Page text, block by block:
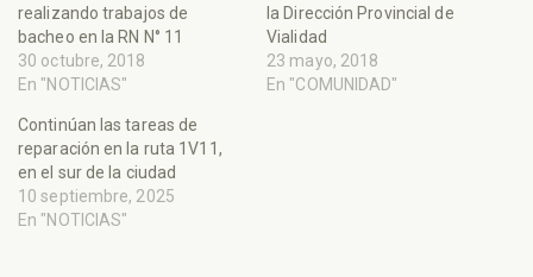
realizando trabajos de
bacheo en la RN N° 11
30 octubre, 2018
En "NOTICIAS"
la Dirección Provincial de
Vialidad
23 mayo, 2018
En "COMUNIDAD"
Continúan las tareas de
reparación en la ruta 1V11,
en el sur de la ciudad
10 septiembre, 2025
En "NOTICIAS"